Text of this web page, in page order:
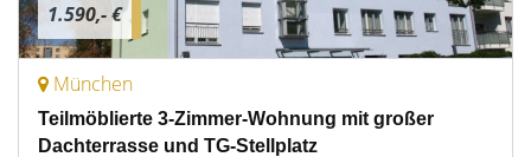
1.590,- €
München
Teilmöblierte 3-Zimmer-Wohnung mit großer
Dachterrasse und TG-Stellplatz